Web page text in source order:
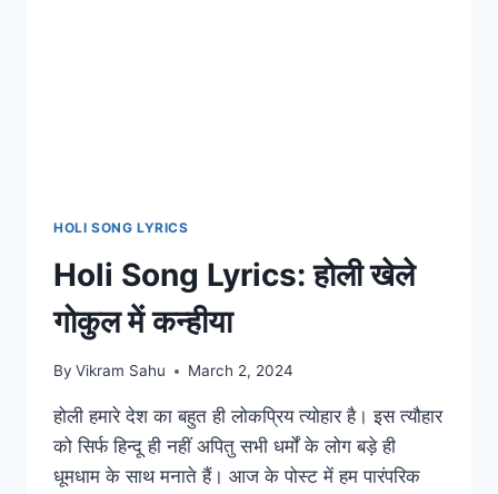
HOLI SONG LYRICS
Holi Song Lyrics: होली खेले
गोकुल में कन्हीया
By Vikram Sahu March 2, 2024
होली हमारे देश का बहुत ही लोकप्रिय त्योहार है। इस त्यौहार
को सिर्फ हिन्दू ही नहीं अपितु सभी धर्मों के लोग बड़े ही
धूमधाम के साथ मनाते हैं। आज के पोस्ट में हम पारंपरिक